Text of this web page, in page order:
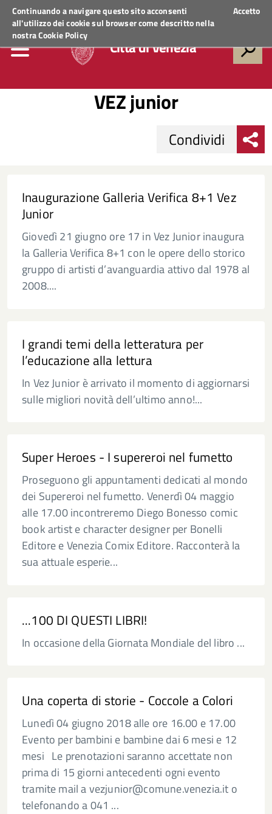
Continuando a navigare questo sito acconsenti
all'utilizzo dei cookie sul browser come descritto nella
nostraCookie Policy
Accetto
Regione VenetoACCEDI AI SERVIZI
Città di Venezia
VEZ junior
Condividi
Inaugurazione Galleria Verifica 8+1 Vez
Junior
Giovedì 21 giugno ore 17 in Vez Junior inaugura
la Galleria Verifica 8+1 con le opere dello storico
gruppo di artisti d’avanguardia attivo dal 1978 al
2008....
I grandi temi della letteratura per
l’educazione alla lettura
In Vez Junior è arrivato il momento di aggiornarsi
sulle migliori novità dell’ultimo anno!...
Super Heroes - I supereroi nel fumetto
Proseguono gli appuntamenti dedicati al mondo
dei Supereroi nel fumetto. Venerdì 04 maggio
alle 17.00 incontreremo Diego Bonesso comic
book artist e character designer per Bonelli
Editore e Venezia Comix Editore. Racconterà la
sua attuale esperie...
...100 DI QUESTI LIBRI!
In occasione della Giornata Mondiale del libro ...
Una coperta di storie - Coccole a Colori
Lunedì 04 giugno 2018 alle ore 16.00 e 17.00
Evento per bambini e bambine dai 6 mesi e 12
mesi Le prenotazioni saranno accettate non
prima di 15 giorni antecedenti ogni evento
tramite mail a vezjunior@comune.venezia.it o
telefonando a 041 ...